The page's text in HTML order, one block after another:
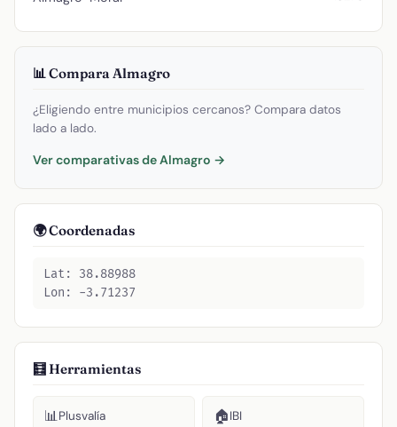
📊 Compara Almagro
¿Eligiendo entre municipios cercanos? Compara datos
lado a lado.
Ver comparativas de Almagro →
🌍 Coordenadas
Lat: 38.88988
Lon: -3.71237
🧮 Herramientas
📊Plusvalía 🏠IBI